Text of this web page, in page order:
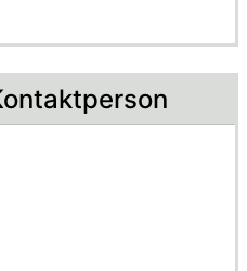
Kontaktperson Frau